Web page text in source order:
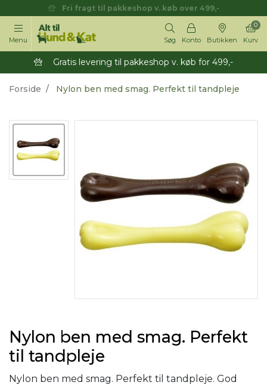
Fri fragt til pakkeshop v. køb over 499,-
Menu Søg Konto Butikken Kurv
0
Gratis levering til pakkeshop v. køb for 499,-
Forside Nylon ben med smag. Perfekt til tandpleje
Nylon ben med smag. Perfekt
til tandpleje
Nylon ben med smag. Perfekt til tandpleje. God